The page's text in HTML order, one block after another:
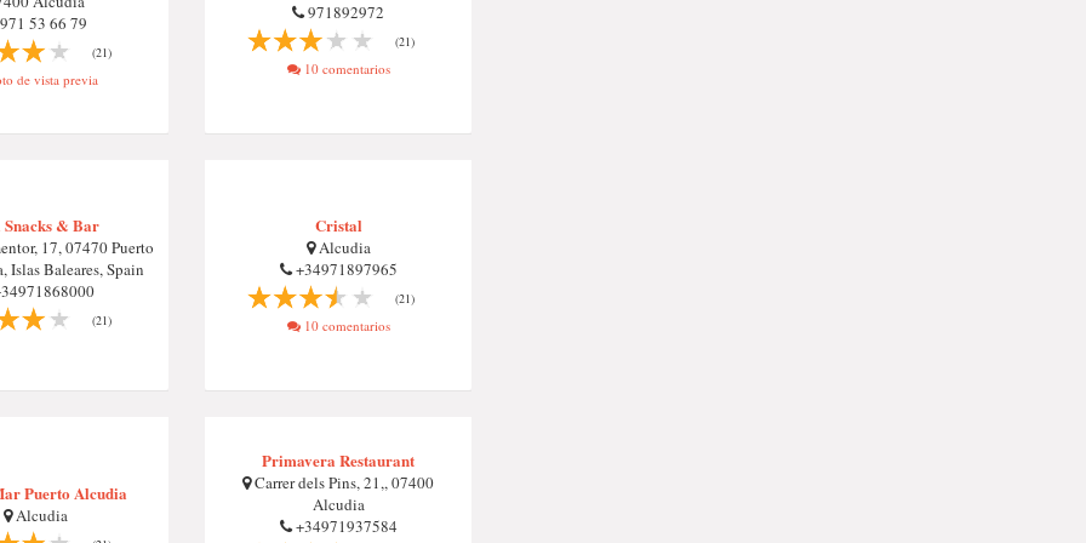
53 66 79
(21)
de vista previa
971892972
(21)
10 comentarios
Snacks & Bar
17, 07470 Puerto
Islas Baleares, Spain
(21)
Cristal
Alcudia
+34971897965
(21)
10 comentarios
Puerto Alcudia
Alcudia
Primavera Restaurant
Carrer dels Pins, 21,, 07400
Alcudia
+34971937584